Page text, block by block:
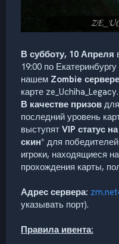
В субботу, 10 Апреля
19:00 по
нашем Zombie
карте ze_Uchiha_Legacy.
В качестве призов
последний уровень
выступят VIP статус
скин* для
игроки, находящиеся
прохождения карты,
Адрес сервера:
указывать порт).
Правила ивента: